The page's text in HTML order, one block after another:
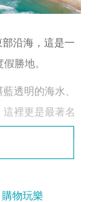
沿海，這是一
勝地。
透明的海水、
裡更是最著名
購物玩樂